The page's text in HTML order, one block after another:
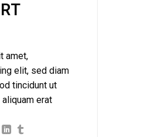
amet,
elit, sed diam
tincidunt ut
erat